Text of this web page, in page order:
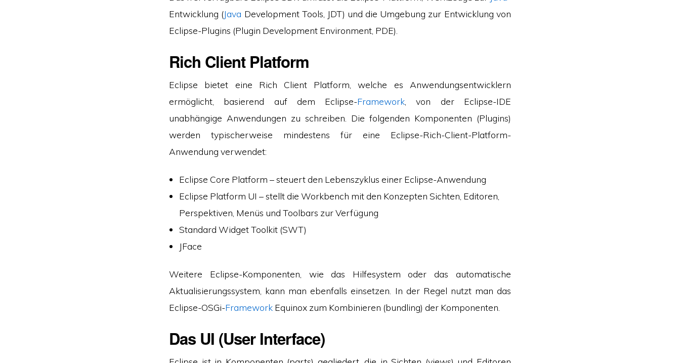
Entwicklung (Java Development Tools, JDT) und die Umgebung zur Entwicklung von
Eclipse-Plugins (Plugin Development Environment, PDE).
Rich Client Platform
Eclipse bietet eine Rich Client Platform, welche es Anwendungsentwicklern
ermöglicht, basierend auf dem Eclipse-Framework , von der Eclipse-IDE
unabhängige Anwendungen zu schreiben. Die folgenden Komponenten (Plugins)
werden typischerweise mindestens für eine Eclipse-Rich-Client-Platform-
Anwendung verwendet:
Eclipse Core Platform – steuert den Lebenszyklus einer Eclipse-Anwendung
Eclipse Platform UI – stellt die Workbench mit den Konzepten Sichten, Editoren,
Perspektiven, Menüs und Toolbars zur Verfügung
Standard Widget Toolkit (SWT)
JFace
Weitere Eclipse-Komponenten, wie das Hilfesystem oder das automatische
Aktualisierungssystem, kann man ebenfalls einsetzen. In der Regel nutzt man das
Eclipse-OSGi-Framework Equinox zum Kombinieren (bundling) der Komponenten.
Das UI (User Interface)